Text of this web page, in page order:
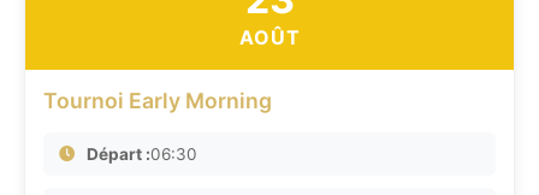
AOÛT
Tournoi Early Morning
Départ :06:30